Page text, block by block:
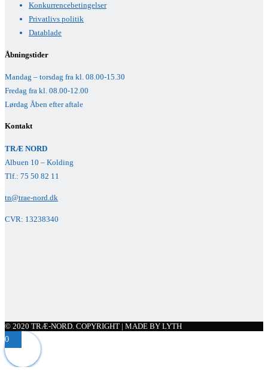
Konkurrencebetingelser
Privatlivs politik
Datablade
Åbningstider
Mandag – torsdag fra kl. 08.00-15.30
Fredag fra kl. 08.00-12.00
Lørdag Åben efter aftale
Kontakt
TRÆ NORD
Albuen 10 – Kolding
Tlf.: 75 50 82 11
tn@trae-nord.dk
CVR: 13238340
© 2020 TRÆ-NORD. COPYRIGHT | MADE BY LYTH
0